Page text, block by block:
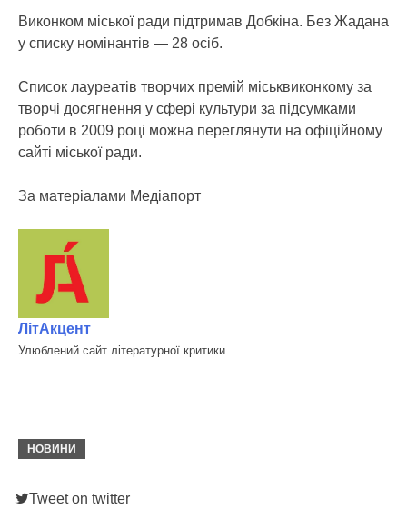
Виконком міської ради підтримав Добкіна. Без Жадана
у списку номінантів — 28 осіб.
Список лауреатів творчих премій міськвиконкому за
творчі досягнення у сфері культури за підсумками
роботи в 2009 році можна переглянути на офіційному
сайті міської ради.
За матеріалами Медіапорт
ЛітАкцент
Улюблений сайт літературної критики
НОВИНИ
Tweet on twitter